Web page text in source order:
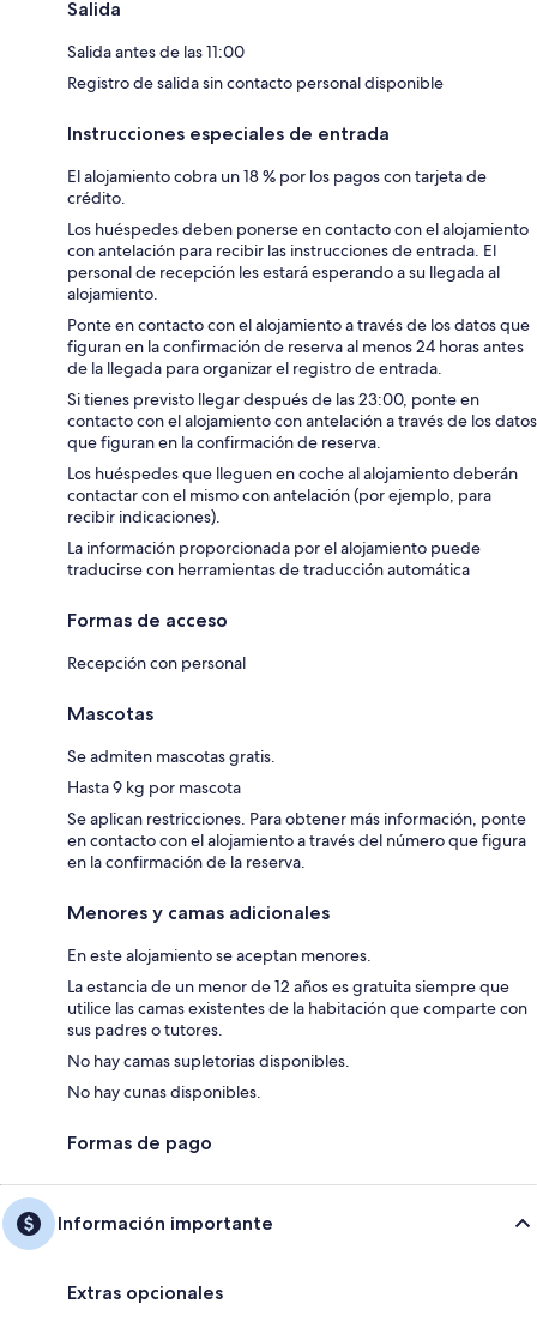
Salida
Salida antes de las 11:00
Registro de salida sin contacto personal disponible
Instrucciones especiales de entrada
El alojamiento cobra un 18 % por los pagos con tarjeta de
crédito.
Los huéspedes deben ponerse en contacto con el alojamiento
con antelación para recibir las instrucciones de entrada. El
personal de recepción les estará esperando a su llegada al
alojamiento.
Ponte en contacto con el alojamiento a través de los datos que
figuran en la confirmación de reserva al menos 24 horas antes
de la llegada para organizar el registro de entrada.
Si tienes previsto llegar después de las 23:00, ponte en
contacto con el alojamiento con antelación a través de los datos
que figuran en la confirmación de reserva.
Los huéspedes que lleguen en coche al alojamiento deberán
contactar con el mismo con antelación (por ejemplo, para
recibir indicaciones).
La información proporcionada por el alojamiento puede
traducirse con herramientas de traducción automática
Formas de acceso
Recepción con personal
Mascotas
Se admiten mascotas gratis.
Hasta 9 kg por mascota
Se aplican restricciones. Para obtener más información, ponte
en contacto con el alojamiento a través del número que figura
en la confirmación de la reserva.
Menores y camas adicionales
En este alojamiento se aceptan menores.
La estancia de un menor de 12 años es gratuita siempre que
utilice las camas existentes de la habitación que comparte con
sus padres o tutores.
No hay camas supletorias disponibles.
No hay cunas disponibles.
Formas de pago
Información importante
Extras opcionales